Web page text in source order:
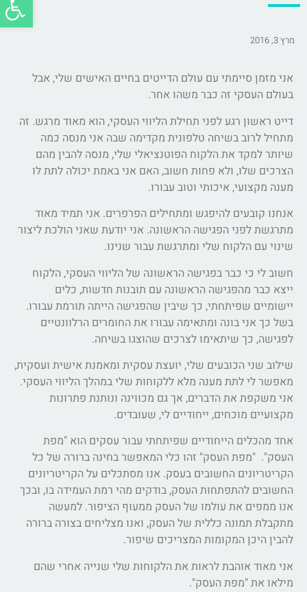
מרץ 3, 2016
אני מזמן סיימתי עם עולם הדייטים בחיים האישים שלי, אבל
בעולם העסקי זה כבר משהו אחר.
דייט ראשון רגע לפני תחילת הליווי העסקי, הוא מאוד מרגש. זה
מתחיל לרוב בשיחה טלפונית מקדימה שבה אני מנסה כמה
שיותר למקד את הלקוח הפוטנציאלי שלי, מנסה להבין מהם
הצרכים שלו, ולא פחות חשוב, האם אני באמת יכולה לתת לו
מענה מקצועי, איכותי וטוב עבורו.
אנחנו קובעים להיפגש ומתחילים הפרפרים. אני תמיד מאוד
מתרגשת לפני הפגישה הראשונה. אני יודעת שאני הולכת ליצור
שינוי עם הלקוח שלי ומתרגשת עבור שנינו.
חשוב לי כי כבר בפגישה הראשונה של הליווי העסקי, הלקוח
ייצא כבר מהפגישה הראשונה עם תובנות חדשות, כלים
יישומיים שפיתחתי, כך שיבין שהפגישה הייתה תורמת עבורו.
בשל כך אני בונה ומתאימה עבורו את החומרים הרלוונטיים
לפגישה, כך שיתאימו לצרכים שהוצגו בשיחה.
שילוב שני הכובעים שלי, יועצת עסקית ומאמנת אישית ועסקית,
מאפשר לי לתת מענה מלא ללקוחות שלי במהלך הליווי העסקי.
אני משקפת את הדברים, אך גם מכווינה ונותנת פתרונות
מקצועיים מוכחים, ייחודיים לי, שעובדים.
אחד מהכלים הייחודיים שפיתחתי עבור עסקים הוא "מפת
העסק". "מפת העסק" זהו כלי המאפשר בחינה ברורה של כל
הקריטריונים החשובים בעסק. אנו מסתכלים על הקריטריונים
החשובים להתפתחות העסק, בודקים מהי רמת העמידה בו, ובכך
אנו ממפים את עולמו של העסק ממעוף הציפור. למעשה
מתקבלת תמונה כללית של העסק, ואנו מצליחים בצורה ברורה
להבין היכן המקומות המצריכים שיפור.
אני מאוד אוהבת לראות את הלקוחות שלי שנייה אחרי שהם
מילאו את "מפת העסק".